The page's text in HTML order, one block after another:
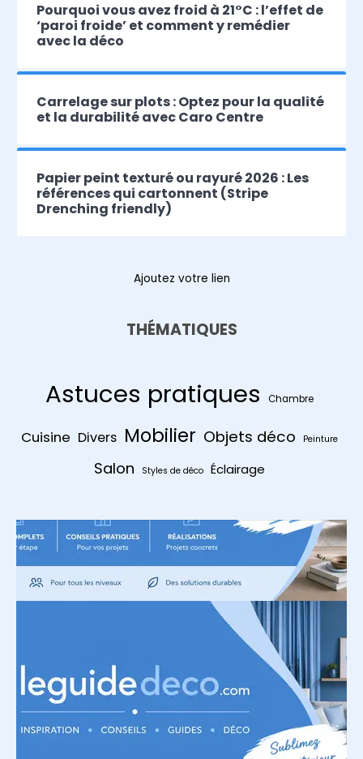
Pourquoi vous avez froid à 21°C : l’effet de
‘paroi froide’ et comment y remédier
avec la déco
Carrelage sur plots : Optez pour la qualité
et la durabilité avec Caro Centre
Papier peint texturé ou rayuré 2026 : Les
références qui cartonnent (Stripe
Drenching friendly)
Ajoutez votre lien
THÉMATIQUES
Astuces pratiques Chambre
Cuisine Divers Mobilier Objets déco Peinture
Salon Styles de déco Éclairage